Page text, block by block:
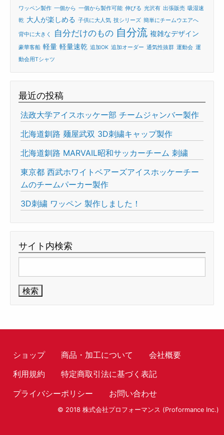
ワッペン製作 一個から 一個から製作可能 伸びる 光沢有 出張販売 吸湿速
乾 大人が楽しめる 子供に大人気 技シリーズ 簡単にチームウエアへ
背中に大きく 自分だけのもの 自分流 複雑なデザイン
豪華客船 軽量 軽量速乾 追加OK 追加オーダー 通気性抜群 運動会 運
動会用Tシャツ
最近の投稿
法政大学アイスホッケー部 チームジャンバー製作
北海道釧路 麺屋武双 3D刺繍キャップ製作
北海道釧路 MARVAIL昭和サッカーチーム 刺繍
東京都 西武ホワイトベアーズアイスホッケーチー
ムのチームパーカー製作
3D刺繍 ワッペン 製作しました！
サイト内検索
索:
ショップ 商品・加工について
会社概要
利用規約
特定商取引法に基づく表記
プライバシーポリシー
お問い合わせ
© 2018 株式会社プロフォーマンス (Proformance Inc.)